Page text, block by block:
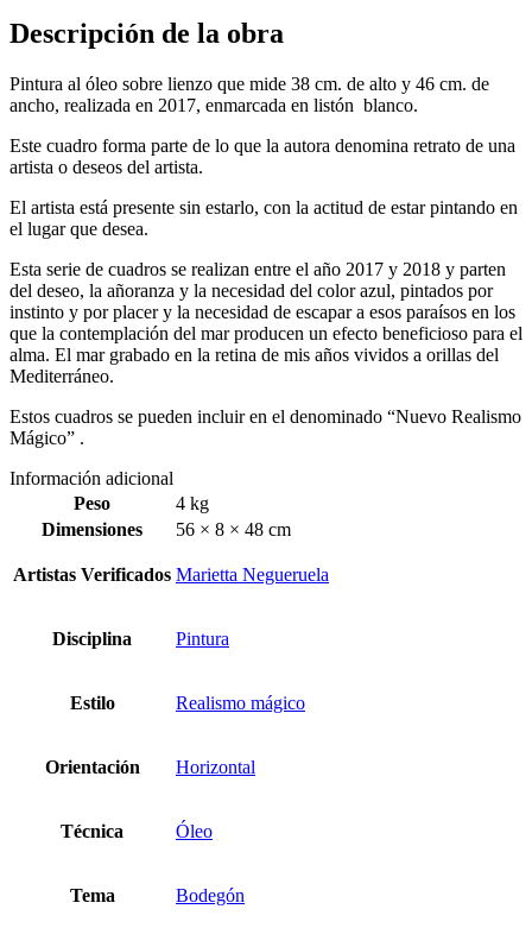
Descripción de la obra
Pintura al óleo sobre lienzo que mide 38 cm. de alto y 46 cm. de
ancho, realizada en 2017, enmarcada en listón blanco.
Este cuadro forma parte de lo que la autora denomina retrato de una
artista o deseos del artista.
El artista está presente sin estarlo, con la actitud de estar pintando en
el lugar que desea.
Esta serie de cuadros se realizan entre el año 2017 y 2018 y parten
del deseo, la añoranza y la necesidad del color azul, pintados por
instinto y por placer y la necesidad de escapar a esos paraísos en los
que la contemplación del mar producen un efecto beneficioso para el
alma. El mar grabado en la retina de mis años vividos a orillas del
Mediterráneo.
Estos cuadros se pueden incluir en el denominado “Nuevo Realismo
Mágico” .
Información adicional
Peso
4 kg
Dimensiones
56 × 8 × 48 cm
Artistas Verificados Marietta Negueruela
Disciplina Pintura
Estilo Realismo mágico
Orientación Horizontal
Técnica Óleo
Tema Bodegón